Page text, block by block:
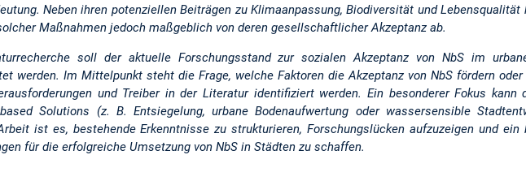
Neben ihren potenziellen Beiträgen zu Klimaanpassung, Biodiversität und Lebensqualität
Maßnahmen jedoch maßgeblich von deren gesellschaftlicher Akzeptanz ab.
soll der aktuelle Forschungsstand zur sozialen Akzeptanz von NbS im
werden. Im Mittelpunkt steht die Frage, welche Faktoren die Akzeptanz von NbS fördern
und Treiber in der Literatur identifiziert werden. Ein besonderer Fokus kann
based Solutions (z. B. Entsiegelung, urbane Bodenaufwertung oder wassersensible
ist es, bestehende Erkenntnisse zu strukturieren, Forschungslücken aufzuzeigen und ein
für die erfolgreiche Umsetzung von NbS in Städten zu schaffen.